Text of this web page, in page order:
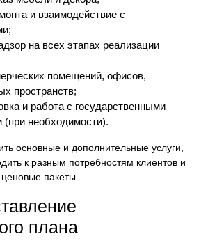
и взаимодействие с
на всех этапах реализации
помещений, офисов,
пространств;
и работа с государственными
(при необходимости).
основные и дополнительные услуги,
к разным потребностям клиентов и
пакеты.
плана